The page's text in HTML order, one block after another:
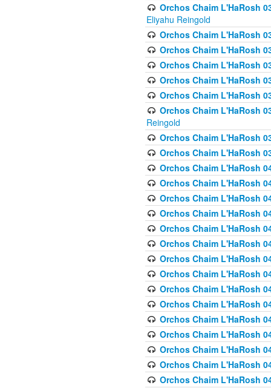
Orchos Chaim L'HaRosh
Eliyahu Reingold
Orchos Chaim L'HaRosh
Orchos Chaim L'HaRosh
Orchos Chaim L'HaRosh
Orchos Chaim L'HaRosh
Orchos Chaim L'HaRosh
Orchos Chaim L'HaRosh
Reingold
Orchos Chaim L'HaRosh
Orchos Chaim L'HaRosh
Orchos Chaim L'HaRosh
Orchos Chaim L'HaRosh
Orchos Chaim L'HaRosh
Orchos Chaim L'HaRosh
Orchos Chaim L'HaRosh
Orchos Chaim L'HaRosh
Orchos Chaim L'HaRosh
Orchos Chaim L'HaRosh
Orchos Chaim L'HaRosh
Orchos Chaim L'HaRosh
Orchos Chaim L'HaRosh
Orchos Chaim L'HaRosh
Orchos Chaim L'HaRosh
Orchos Chaim L'HaRosh
Orchos Chaim L'HaRosh